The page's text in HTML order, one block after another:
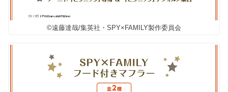
©遠藤達哉/集英社・SPY×FAMILY製作委員会